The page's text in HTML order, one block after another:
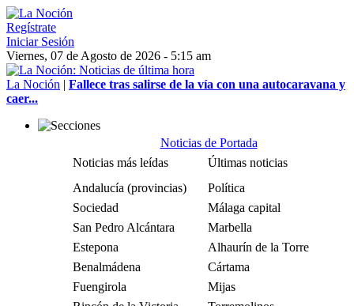
Regístrate
Iniciar Sesión
Viernes, 07 de Agosto de 2026 - 5:15 am
La Noción | Fallece tras salirse de la vía con una autocaravana y
caer...
Noticias de Portada
Noticias más leídas
Últimas noticias
Andalucía (provincias)
Política
Sociedad
Málaga capital
San Pedro Alcántara
Marbella
Estepona
Alhaurín de la Torre
Benalmádena
Cártama
Fuengirola
Mijas